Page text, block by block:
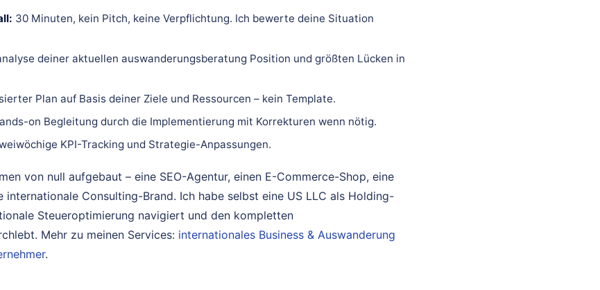
30 Minuten, kein Pitch, keine Verpflichtung. Ich bewerte deine Situation
deiner aktuellen auswanderungsberatung Position und größten Lücken in
Plan auf Basis deiner Ziele und Ressourcen – kein Template.
on Begleitung durch die Implementierung mit Korrekturen wenn nötig.
KPI-Tracking und Strategie-Anpassungen.
von null aufgebaut – eine SEO-Agentur, einen E-Commerce-Shop, eine
internationale Consulting-Brand. Ich habe selbst eine US LLC als Holding-
Steueroptimierung navigiert und den kompletten
Mehr zu meinen Services: internationales Business & Auswanderung
.